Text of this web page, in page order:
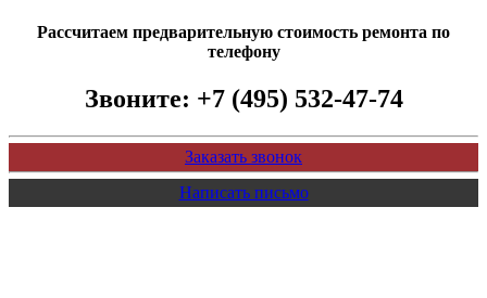
Рассчитаем предварительную стоимость ремонта по
телефону
Звоните: +7 (495) 532-47-74
Заказать звонок
Написать письмо